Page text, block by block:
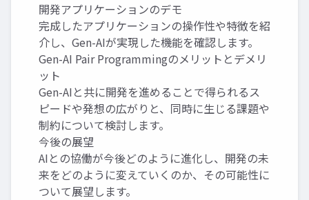
開発アプリケーションのデモ
完成したアプリケーションの操作性や特徴を紹
介し、Gen-AIが実現した機能を確認します。
Gen-AI Pair Programmingのメリットとデメリ
ット
Gen-AIと共に開発を進めることで得られるス
ピードや発想の広がりと、同時に生じる課題や
制約について検討します。
今後の展望
AIとの協働が今後どのように進化し、開発の未
来をどのように変えていくのか、その可能性に
ついて展望します。